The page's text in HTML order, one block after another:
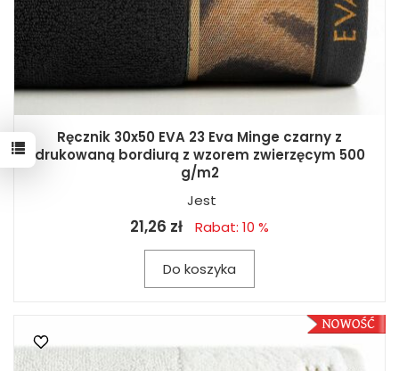
Ręcznik 30x50 EVA 23 Eva Minge czarny z
drukowaną bordiurą z wzorem zwierzęcym 500
g/m2
Jest
21,26 zł Rabat: 10 %
Do koszyka